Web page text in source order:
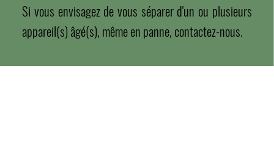
Si vous envisagez de vous séparer d'un ou plusieurs
appareil(s) âgé(s), même en panne, contactez-nous.